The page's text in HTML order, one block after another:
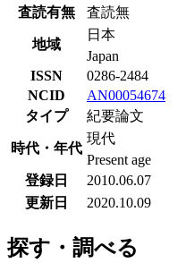
査読有無 査読無
地域
日本
Japan
ISSN
0286-2484
NCID
AN00054674
タイプ
紀要論文
時代・年代
現代
Present age
登録日
2010.06.07
更新日
2020.10.09
探す・調べる